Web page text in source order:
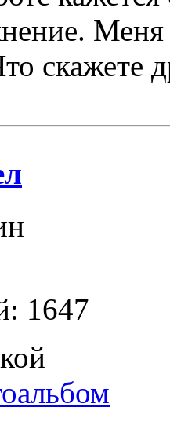
скажете
1647